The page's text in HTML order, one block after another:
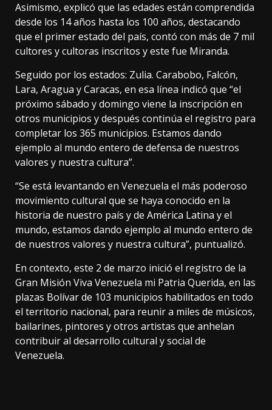
Asimismo, explicó que las edades están comprendida
desde los 14 años hasta los 100 años, destacando
que el primer estado del país, contó con más de 7 mil
cultores y cultoras inscritos y este fue Miranda.
Seguido por los estados: Zulia. Carabobo, Falcón,
Lara, Aragua y Caracas, en esa línea indicó que “el
próximo sábado y domingo viene la inscripción en
otros municipios y después continúa el registro para
completar los 365 municipios. Estamos dando
ejemplo al mundo entero de defensa de nuestros
valores y nuestra cultura”.
“Se está levantando en Venezuela el más poderoso
movimiento cultural que se haya conocido en la
historia de nuestro país y de América Latina y el
mundo, estamos dando ejemplo al mundo entero de
de nuestros valores y nuestra cultura”, puntualizó.
En contexto, este 2 de marzo inició el registro de la
Gran Misión Viva Venezuela mi Patria Querida, en las
plazas Bolívar de 103 municipios habilitados en todo
el territorio nacional, para reunir a miles de músicos,
bailarines, pintores y otros artistas que anhelan
contribuir al desarrollo cultural y social de
Venezuela.